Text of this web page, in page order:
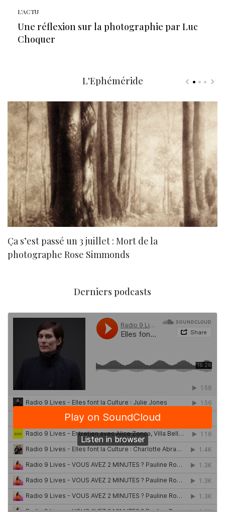
L'ACTU
Une réflexion sur la photographie par Luc
Choquer
L'Ephéméride
Ça s’est passé un 3 juillet : Mort de la
photographe Rose Simmonds
Derniers podcasts